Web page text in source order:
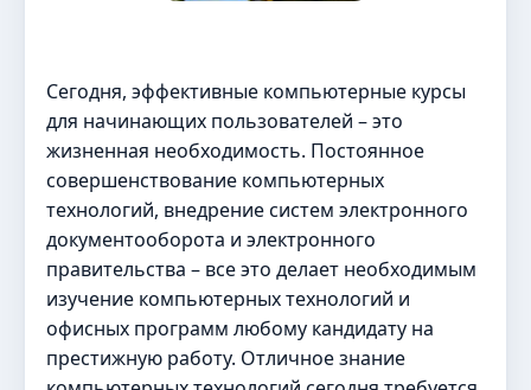
Сегодня, эффективные компьютерные курсы
для начинающих пользователей – это
жизненная необходимость. Постоянное
совершенствование компьютерных
технологий, внедрение систем электронного
документооборота и электронного
правительства – все это делает необходимым
изучение компьютерных технологий и
офисных программ любому кандидату на
престижную работу. Отличное знание